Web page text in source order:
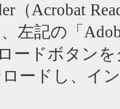
（Acrobat
左記の「
ードボタン
ードし、イ